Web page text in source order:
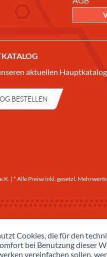
aktuellen
BESTELLEN
| * Alle Preise inkl. gesetzl.
Cookies, die für den
bei Benutzung dieser
vereinfachen sollen,